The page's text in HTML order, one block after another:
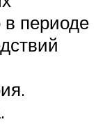
в периоде